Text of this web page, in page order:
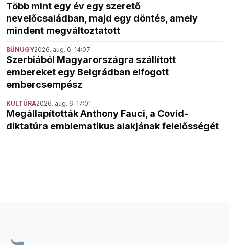
Több mint egy év egy szerető
nevelőcsaládban, majd egy döntés, amely
mindent megváltoztatott
BŰNÜGY2026. aug. 6. 14:07
Szerbiából Magyarországra szállított
embereket egy Belgrádban elfogott
embercsempész
KULTÚRA2026. aug. 6. 17:01
Megállapították Anthony Fauci, a Covid-
diktatúra emblematikus alakjának felelősségét